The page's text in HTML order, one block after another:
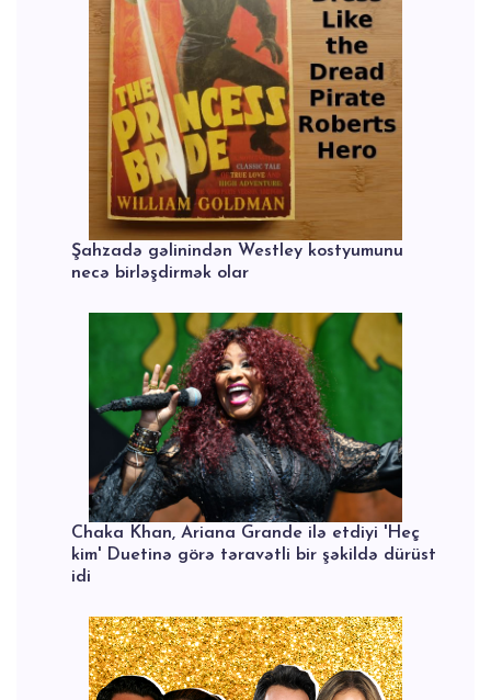
Şahzadə gəlinindən Westley kostyumunu
necə birləşdirmək olar
Chaka Khan, Ariana Grande ilə etdiyi 'Heç
kim' Duetinə görə təravətli bir şəkildə dürüst
idi